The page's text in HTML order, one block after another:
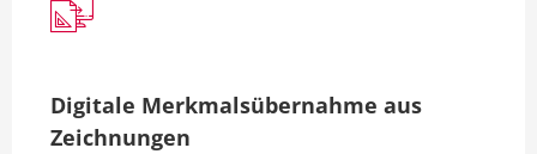
Digitale Merkmalsübernahme aus
Zeichnungen